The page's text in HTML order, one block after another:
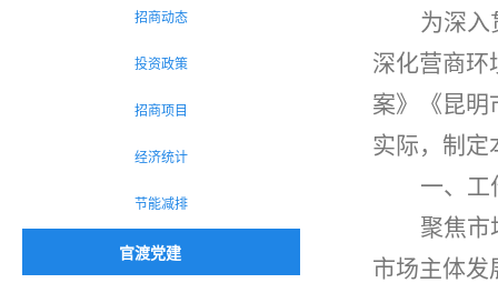
招商动态
投资政策
招商项目
经济统计
节能减排
官渡党建
为深入
深化营商环
案》《昆明
实际，制定
一、工
聚焦市
市场主体发